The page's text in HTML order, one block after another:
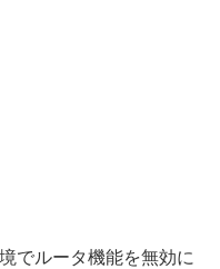
でルータ機能を無効に